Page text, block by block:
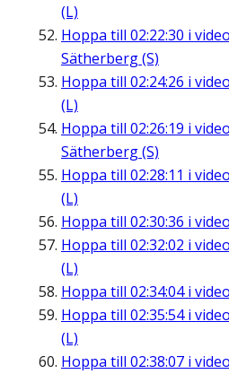
(L)
Hoppa till 02:22:30 i
Sätherberg (S)
Hoppa till 02:24:26 i
(L)
Hoppa till 02:26:19 i
Sätherberg (S)
Hoppa till 02:28:11 i
(L)
Hoppa till 02:30:36 i
Hoppa till 02:32:02 i
(L)
Hoppa till 02:34:04i
Hoppa till 02:35:54i
(L)
Hoppa till 02:38:07 i